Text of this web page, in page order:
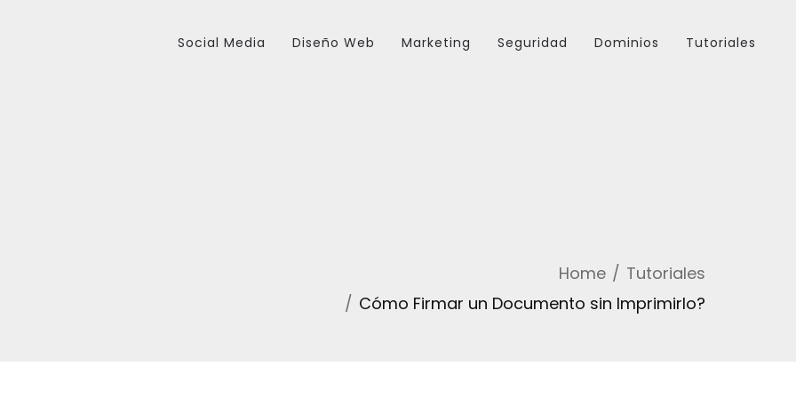
Social Media Diseño Web Marketing Seguridad Dominios Tutoriales
Home
Tutoriales
Cómo Firmar un Documento sin Imprimirlo?